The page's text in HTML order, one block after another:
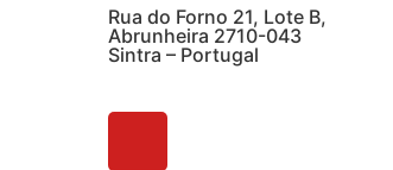
Rua do Forno 21, Lote B,
Abrunheira 2710-043
Sintra – Portugal